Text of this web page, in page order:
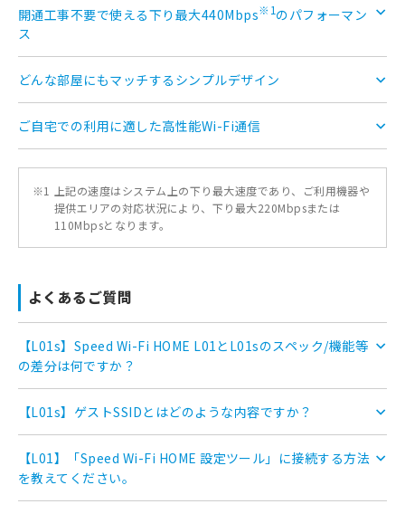
開通工事不要で使える下り最大440Mbps※1のパフォーマン
ス
どんな部屋にもマッチするシンプルデザイン
ご自宅での利用に適した高性能Wi-Fi通信
※1
上記の速度はシステム上の下り最大速度であり、ご利用機器や
提供エリアの対応状況により、下り最大220Mbpsまたは
110Mbpsとなります。
よくあるご質問
【L01s】Speed Wi-Fi HOME L01とL01sのスペック/機能等
の差分は何ですか？
【L01s】ゲストSSIDとはどのような内容ですか？
【L01】「Speed Wi-Fi HOME 設定ツール」に接続する方法
を教えてください。